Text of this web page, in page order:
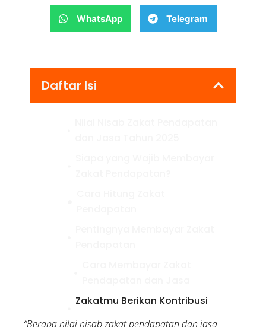
WhatsApp Telegram
Daftar Isi
Zakatmu Berikan Kontribusi
“Berapa nilai nisab zakat pendapatan dan jasa